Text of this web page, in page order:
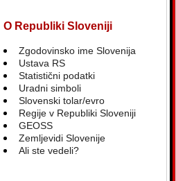
O Republiki Sloveniji
Zgodovinsko ime Slovenija
Ustava RS
Statistični podatki
Uradni simboli
Slovenski tolar/evro
Regije v Republiki Sloveniji
GEOSS
Zemljevidi Slovenije
Ali ste vedeli?